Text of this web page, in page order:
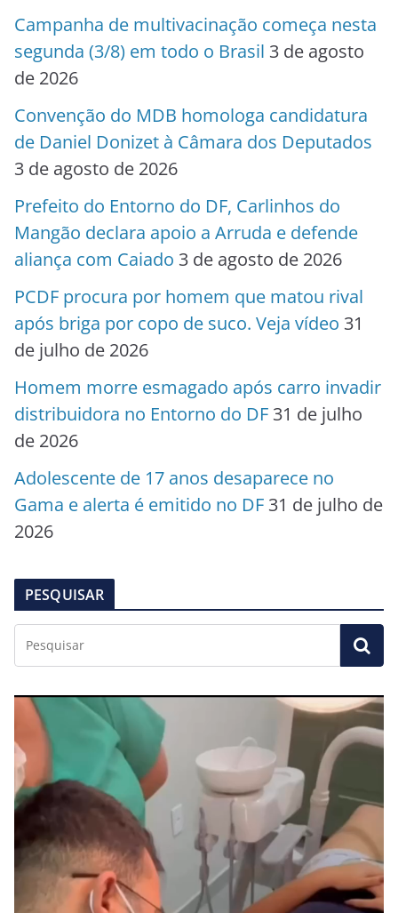
Campanha de multivacinação começa nesta
segunda (3/8) em todo o Brasil 3 de agosto
de 2026
Convenção do MDB homologa candidatura
de Daniel Donizet à Câmara dos Deputados
3 de agosto de 2026
Prefeito do Entorno do DF, Carlinhos do
Mangão declara apoio a Arruda e defende
aliança com Caiado 3 de agosto de 2026
PCDF procura por homem que matou rival
após briga por copo de suco. Veja vídeo 31
de julho de 2026
Homem morre esmagado após carro invadir
distribuidora no Entorno do DF 31 de julho
de 2026
Adolescente de 17 anos desaparece no
Gama e alerta é emitido no DF 31 de julho de
2026
PESQUISAR